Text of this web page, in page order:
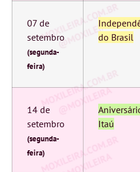
07 de
setembro
(segunda-
feira)
do Brasil
14 de
setembro
(segunda-
feira)
Itaú